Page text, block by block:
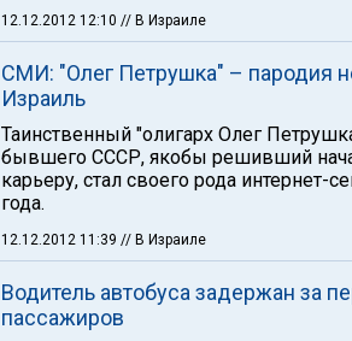
12.12.2012 12:10 // В Израиле
СМИ: "Олег Петрушка" – пародия
Израиль
Таинственный "олигарх Олег
бывшего СССР, якобы решивший
карьеру, стал своего рода интернет-
года.
12.12.2012 11:39 // В Израиле
Водитель автобуса задержан за
пассажиров